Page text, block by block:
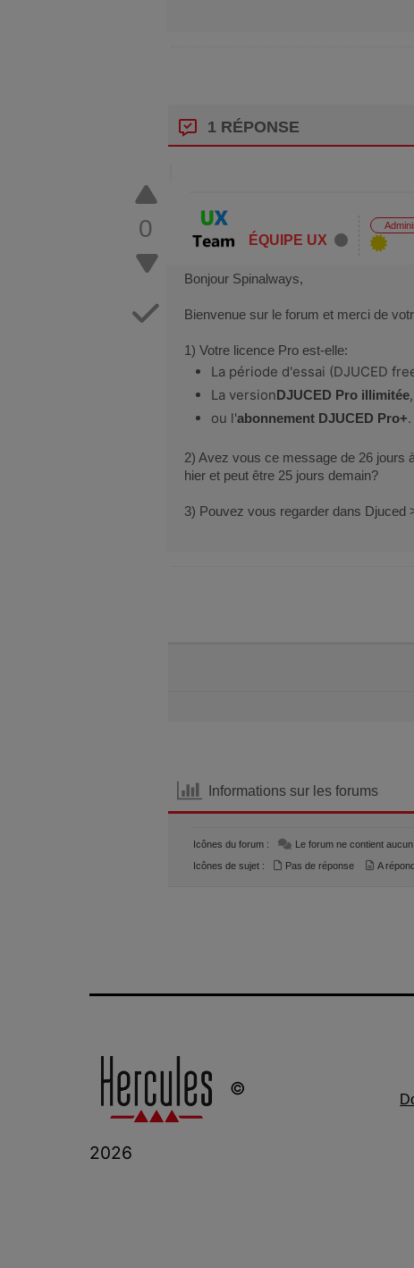
1 RÉPONSE
0 ÉQUIPE UX
Bonjour Spinalways,
Bienvenue sur le forum et merci de
1) Votre licence Pro est-elle:
La période d'essai (DJUCED
La versionDJUCED Pro illimitée,
ou l'abonnement DJUCED Pro+.
2) Avez vous ce message de 26 jours
hier et peut être 25 jours demain?
3) Pouvez vous regarder dans Djuced
Informations sur les forums
Icônes du forum : Le forum ne contient
Icônes de sujet :
Pas de réponse A
©
2026